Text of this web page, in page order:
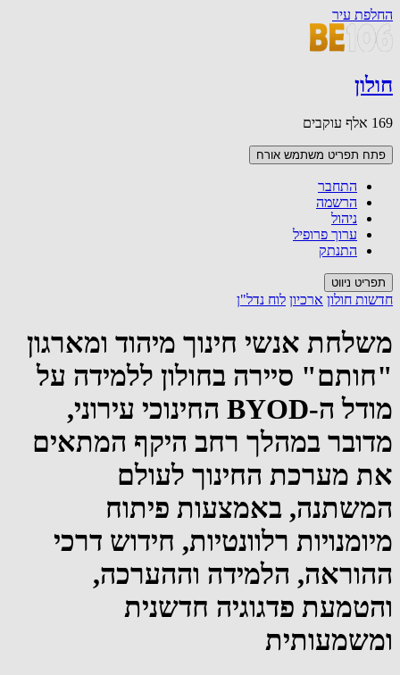
החלפת עיר
חולון
169 אלף עוקבים
פתח תפריט משתמש אורח
התחבר
הרשמה
ניהול
ערוך פרופיל
התנתק
תפריט ניווט
חדשות חולון ארכיון לוח נדל"ן
משלחת אנשי חינוך מיהוד ומארגון
"חותם" סיירה בחולון ללמידה על
מודל ה-BYOD החינוכי עירוני,
מדובר במהלך רחב היקף המתאים
את מערכת החינוך לעולם
המשתנה, באמצעות פיתוח
מיומנויות רלוונטיות, חידוש דרכי
ההוראה, הלמידה וההערכה,
והטמעת פדגוגיה חדשנית
ומשמעותית